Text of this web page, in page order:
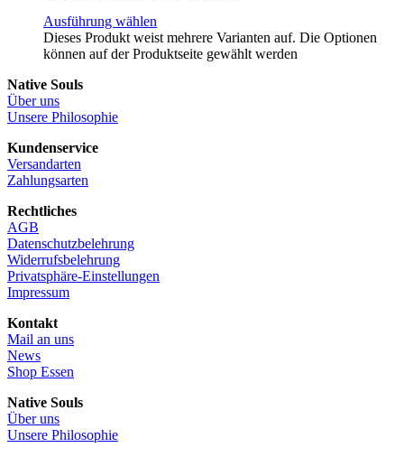
Ausführung wählen
Dieses Produkt weist mehrere Varianten auf. Die Optionen
können auf der Produktseite gewählt werden
Native Souls
Über uns
Unsere Philosophie
Kundenservice
Versandarten
Zahlungsarten
Rechtliches
AGB
Datenschutzbelehrung
Widerrufsbelehrung
Privatsphäre-Einstellungen
Impressum
Kontakt
Mail an uns
News
Shop Essen
Native Souls
Über uns
Unsere Philosophie